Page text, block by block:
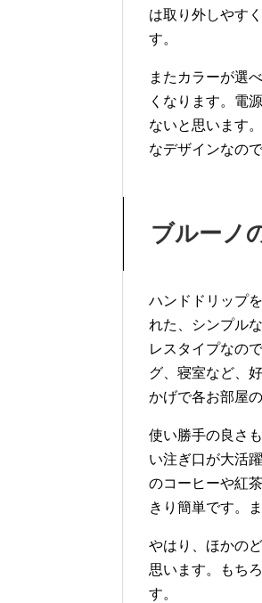
は取り外しやす
す。
またカラーが選
くなります。電
ないと思います
なデザインなの
ブルーノ
ハンドドリップ
れた、シンプル
レスタイプなの
グ、寝室など、
かげで各お部屋
使い勝手の良さ
い注ぎ口が大活
のコーヒーや紅
きり簡単です。
やはり、ほかの
思います。もち
す。